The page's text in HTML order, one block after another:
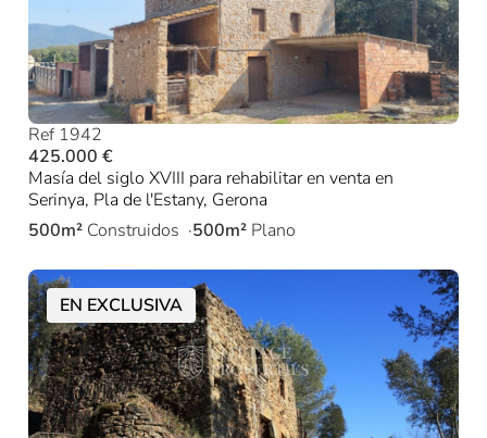
Ref 1942
425.000 €
Masía del siglo XVIII para rehabilitar en venta en
Serinya, Pla de l'Estany, Gerona
500m² Construidos 500m² Plano
EN EXCLUSIVA